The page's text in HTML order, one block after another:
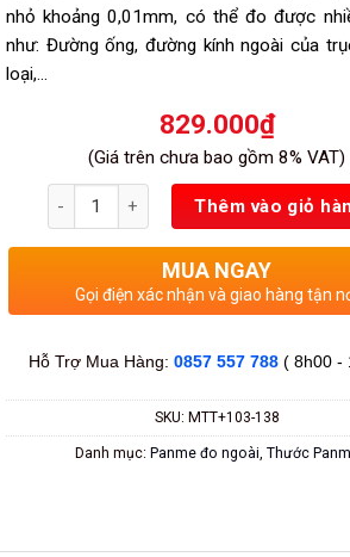
nhỏ khoảng 0,01mm, có thể đo được
như: Đường ống, đường kính ngoài của
loại,…
829.000₫
(Giá trên chưa bao gồm 8% VAT)
Thêm vào giỏ
MUA NGAY
Gọi điện xác nhận và giao hàng tận
Hỗ Trợ Mua Hàng: 0857 557 788 ( 8h00 -
SKU: MTT+103-138
Danh mục: Panme đo ngoài Thước